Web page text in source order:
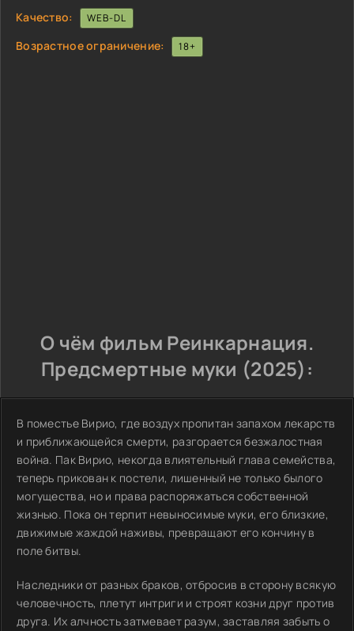
Качество:
WEB-DL
Возрастное ограничение: 18+
О чём фильм Реинкарнация.
Предсмертные муки (2025):
В поместье Вирио, где воздух пропитан запахом лекарств
и приближающейся смерти, разгорается безжалостная
война. Пак Вирио, некогда влиятельный глава семейства,
теперь прикован к постели, лишенный не только былого
могущества, но и права распоряжаться собственной
жизнью. Пока он терпит невыносимые муки, его близкие,
движимые жаждой наживы, превращают его кончину в
поле битвы.
Наследники от разных браков, отбросив в сторону всякую
человечность, плетут интриги и строят козни друг против
друга. Их алчность затмевает разум, заставляя забыть о